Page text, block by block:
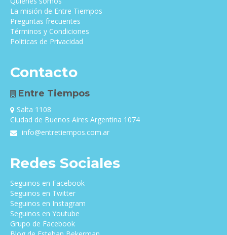
La misión de Entre Tiempos
Preguntas frecuentes
Términos y Condiciones
Politicas de Privacidad
Contacto
Entre Tiempos
Salta 1108
Ciudad de Buenos Aires Argentina 1074
info@entretiempos.com.ar
Redes Sociales
Seguinos en Facebook
Seguinos en Twitter
Seguinos en Instagram
Seguinos en Youtube
Grupo de Facebook